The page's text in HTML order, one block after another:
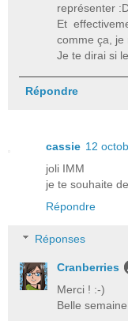
représenter
Et
comme ça, je
Je te dirai si
Répondre
cassie 12
joli IMM
je te souhaite
Répondre
Réponses
Cranberries
Merci ! :-)
Belle